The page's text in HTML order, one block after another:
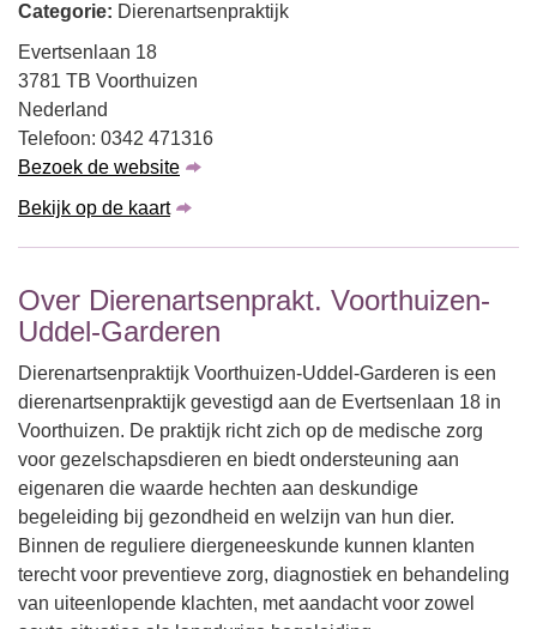
Categorie: Dierenartsenpraktijk
Evertsenlaan 18
3781 TB Voorthuizen
Nederland
Telefoon: 0342 471316
Bezoek de website
Bekijk op de kaart
Over Dierenartsenprakt. Voorthuizen-
Uddel-Garderen
Dierenartsenpraktijk Voorthuizen-Uddel-Garderen is een
dierenartsenpraktijk gevestigd aan de Evertsenlaan 18 in
Voorthuizen. De praktijk richt zich op de medische zorg
voor gezelschapsdieren en biedt ondersteuning aan
eigenaren die waarde hechten aan deskundige
begeleiding bij gezondheid en welzijn van hun dier.
Binnen de reguliere diergeneeskunde kunnen klanten
terecht voor preventieve zorg, diagnostiek en behandeling
van uiteenlopende klachten, met aandacht voor zowel